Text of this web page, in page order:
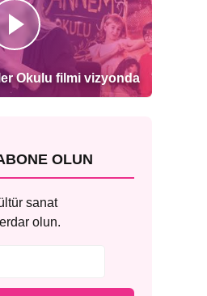
Okulu filmi vizyonda
OLUN
sanat
olun.